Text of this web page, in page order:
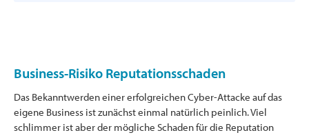
Business-Risiko Reputationsschaden
Das Bekanntwerden einer erfolgreichen Cyber-Attacke auf das
eigene Business ist zunächst einmal natürlich peinlich. Viel
schlimmer ist aber der mögliche Schaden für die Reputation